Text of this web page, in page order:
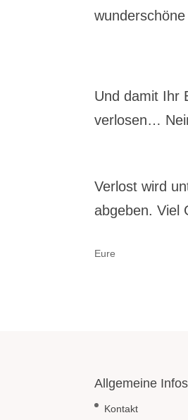
Und damit Ihr
verlosen…
Verlost wird
abgeben. Viel
Eure
Allgemeine Infos
Kontakt